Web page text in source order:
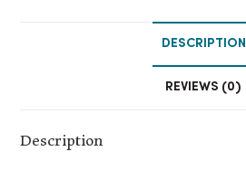
DESCRIPTION
REVIEWS (0)
Description